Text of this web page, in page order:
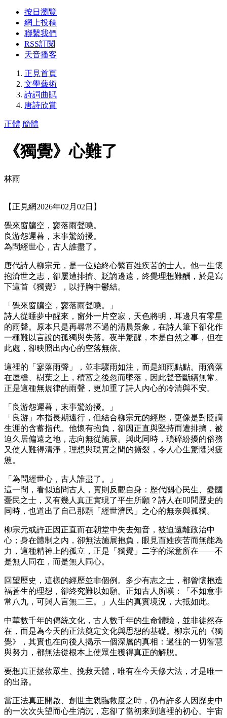
按日瀏覽
網上投稿
聯繫我們
RSS訂閱
天音播客
正見首頁
文學藝術
詩詞曲賦
唐詩欣賞
正體 簡體
《獨覺》心難了
林雨
【正見網2026年02月02日】
覺來窗牖空，寥落雨聲曉。
良游怨遲暮，末事驚紛擾。
為問經世心，古人誰盡了。
唐代詩人柳宗元，是一位始終心繫百姓疾苦的士人。他一生懷
抱濟世之志，卻屢遭排擠、貶謫邊遠，終覺理想難酬，於是寫
下這首《獨覺》，以抒胸中鬱結。
「覺來窗牖空，寥落雨聲曉。」
詩人從睡夢中醒來，窗外一片空寂，天色將明，耳邊只有零星
的雨聲。原本只是再尋常不過的清晨景象，在詩人筆下卻化作
一種難以言說的孤獨與失落。夜半驚醒，本是自然之事，但在
此處，卻映照出內心的空落無依。
這裡的「寥落雨聲」，並非驟雨如注，而是細雨點點。雨滴落
在屋檐、樹葉之上，積蓄之後忽而墜落，因此聲音斷續無常。
正是這種無規律的雨聲，更加重了詩人內心的冷清與不安。
「良游怨遲暮，末事驚紛擾。」
「良游」本指長期遠行，但結合柳宗元的經歷，更像是對貶謫
生涯的含蓄指代。他懷有抱負，卻因正直與堅持而遭排擠，被
迫久居偏遠之地，志向無從施展。與此同時，瑣碎紛擾的俗務
又使人難得清淨，理想與現實之間的撕裂，令人心生驚懼與疲
憊。
「為問經世心，古人誰盡了。」
這一問，看似追問古人，實則反觀自身：歷代關心民生、憂國
憂民之士，又有幾人真正實現了平生所願？詩人在叩問歷史的
同時，也道出了自己那顆「經世濟民」之心的無奈與孤獨。
柳宗元或許正因正直而在朝堂中失去知音，被迫遠離政治中
心；身在體制之內，卻無法施展抱負，眼見百姓疾苦而無能為
力，這種精神上的孤立，正是「獨覺」二字的深意所在——不
是無人同在，而是無人同心。
回望歷史，這樣的經歷並非個例。多少有志之士，都曾懷抱造
福蒼生的理想，卻終究難以如願。正如古人所嘆：「不如意事
常八九，可與人言無二三。」人生的真實境況，大抵如此。
中華數千年的傳統文化，古人數千年的生命體驗，並非徒然存
在，而是為今天的正法奠定文化與思想的基礎。柳宗元的《獨
覺》，其實也在向後人揭示一個深層的真相：過往的一切智慧
與努力，都無法從根本上使眾生獲得真正的解脫。
要想真正拯救眾生、挽救天體，唯有在今天修大法，才是唯一
的出路。
當正法真正開啟、創世主親臨救度之時，仍有許多人因歷史中
的一次次失望而心生消沉，忘卻了當初來到這裡的初心。宇宙